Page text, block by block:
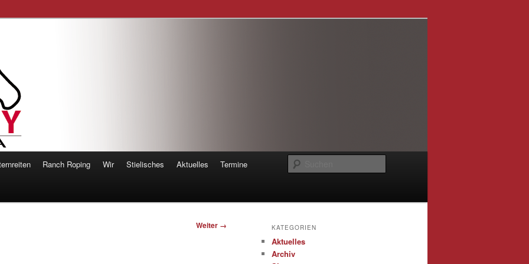
Ranch Roping Wir Stielisches Aktuelles Termine
Weiter → KATEGORIEN
Aktuelles
Archiv